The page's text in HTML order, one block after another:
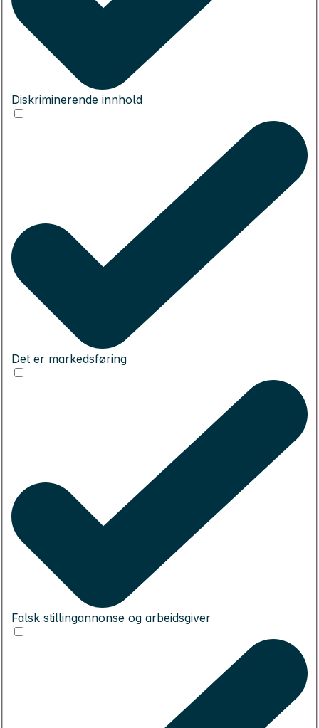
Diskriminerende innhold
Det er markedsføring
Falsk stillingannonse og arbeidsgiver